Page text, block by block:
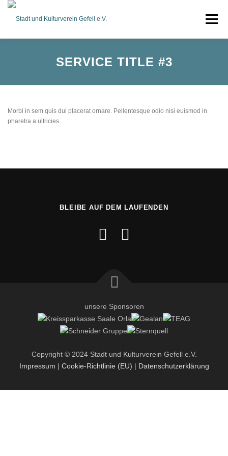
Zum
Menü
JUBILÄUMSWOCHE
PARTNER PRESSE
KONTAKT DOWNLOADS
SERVICE TITLE #3
Morbi in sem quis dui placerat ornare. Pellentesque odio nisi euismod in
pharetra a ultricies.
BLEIBE AUF DEM LAUFENDEN
unsere Sponsoren
Copyright © 2024 Stadt und Kulturverein Gefell e.V.
Impressum | Cookie-Richtlinie (EU) | Datenschutzerklärung